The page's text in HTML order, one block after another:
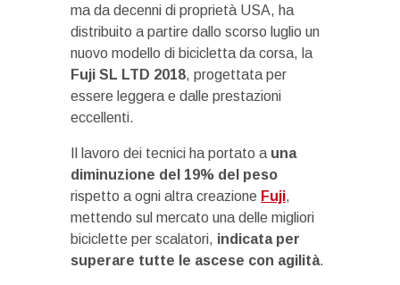
ma da decenni di proprietà USA, ha
distribuito a partire dallo scorso luglio un
nuovo modello di bicicletta da corsa, la
Fuji SL LTD 2018, progettata per
essere leggera e dalle prestazioni
eccellenti.
Il lavoro dei tecnici ha portato a una
diminuzione del 19% del peso
rispetto a ogni altra creazione Fuji,
mettendo sul mercato una delle migliori
biciclette per scalatori, indicata per
superare tutte le ascese con agilità.